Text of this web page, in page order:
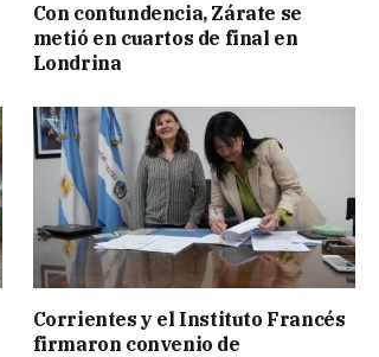
Con contundencia, Zárate se
metió en cuartos de final en
Londrina
Corrientes y el Instituto Francés
firmaron convenio de